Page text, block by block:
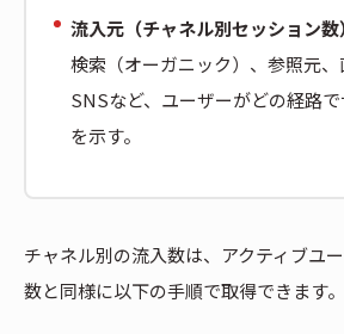
流入元（チャネル別セッション数）
検索（オーガニック）、参照元、
SNSなど、ユーザーがどの経路
を示す。
チャネル別の流入数は、アクティブユ
数と同様に以下の手順で取得できます。